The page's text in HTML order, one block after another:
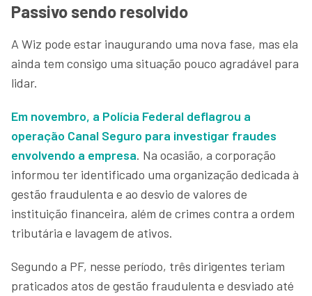
Passivo sendo resolvido
A Wiz pode estar inaugurando uma nova fase, mas ela
ainda tem consigo uma situação pouco agradável para
lidar.
Em novembro, a Polícia Federal deflagrou a
operação Canal Seguro para investigar fraudes
envolvendo a empresa. Na ocasião, a corporação
informou ter identificado uma organização dedicada à
gestão fraudulenta e ao desvio de valores de
instituição financeira, além de crimes contra a ordem
tributária e lavagem de ativos.
Segundo a PF, nesse período, três dirigentes teriam
praticados atos de gestão fraudulenta e desviado até